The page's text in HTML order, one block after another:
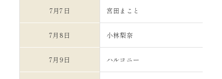
7月7日 宮田まこと
7月8日 小林梨奈
7月9日 ハルコニー